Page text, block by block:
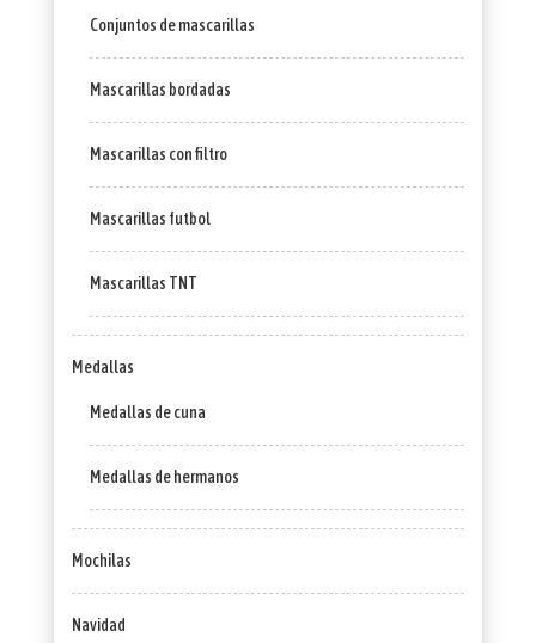
Conjuntos de mascarillas
Mascarillas bordadas
Mascarillas con filtro
Mascarillas futbol
Mascarillas TNT
Medallas
Medallas de cuna
Medallas de hermanos
Mochilas
Navidad